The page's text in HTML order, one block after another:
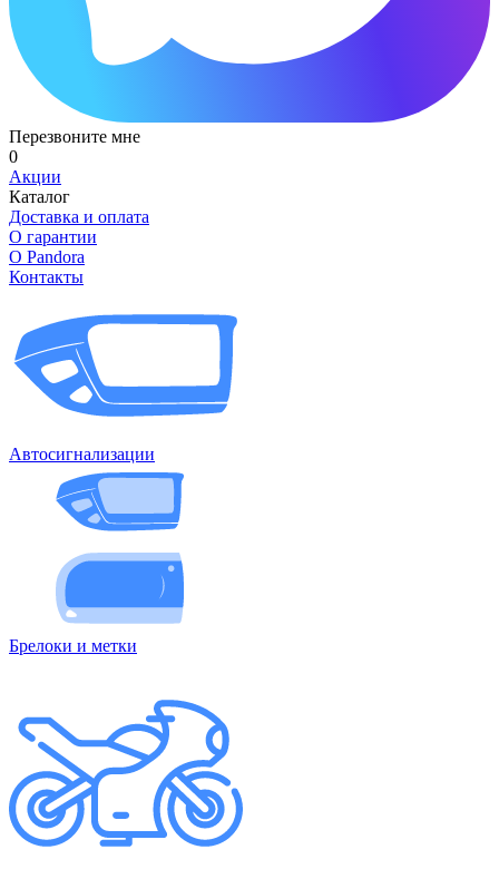
Перезвоните мне
0
Акции
Каталог
Доставка и оплата
О гарантии
О Pandora
Контакты
Автосигнализации
Брелоки и метки